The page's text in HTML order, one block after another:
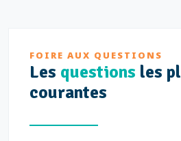
FOIRE AUX QUESTIONS
Les questions les
courantes